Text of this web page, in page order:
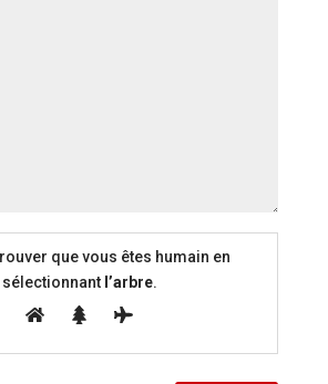
que vous êtes humain en
sélectionnantl’arbre.